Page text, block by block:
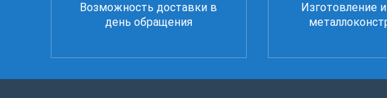
Возможность доставки в
день обращения
Изготовление